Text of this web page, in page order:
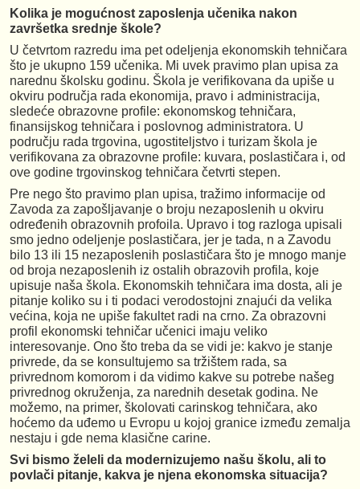
Kolika je mogućnost zaposlenja učenika nakon
završetka srednje škole?
U četvrtom razredu ima pet odeljenja ekonomskih tehničara
što je ukupno 159 učenika. Mi uvek pravimo plan upisa za
narednu školsku godinu. Škola je verifikovana da upiše u
okviru područja rada ekonomija, pravo i administracija,
sledeće obrazovne profile: ekonomskog tehničara,
finansijskog tehničara i poslovnog administratora. U
području rada trgovina, ugostiteljstvo i turizam škola je
verifikovana za obrazovne profile: kuvara, poslastičara i, od
ove godine trgovinskog tehničara četvrti stepen.
Pre nego što pravimo plan upisa, tražimo informacije od
Zavoda za zapošljavanje o broju nezaposlenih u okviru
određenih obrazovnih profoila. Upravo i tog razloga upisali
smo jedno odeljenje poslastičara, jer je tada, n a Zavodu
bilo 13 ili 15 nezaposlenih poslastičara što je mnogo manje
od broja nezaposlenih iz ostalih obrazovih profila, koje
upisuje naša škola. Ekonomskih tehničara ima dosta, ali je
pitanje koliko su i ti podaci verodostojni znajući da velika
većina, koja ne upiše fakultet radi na crno. Za obrazovni
profil ekonomski tehničar učenici imaju veliko
interesovanje. Ono što treba da se vidi je: kakvo je stanje
privrede, da se konsultujemo sa tržištem rada, sa
privrednom komorom i da vidimo kakve su potrebe našeg
privrednog okruženja, za narednih desetak godina. Ne
možemo, na primer, školovati carinskog tehničara, ako
hoćemo da uđemo u Evropu u kojoj granice između zemalja
nestaju i gde nema klasične carine.
Svi bismo želeli da modernizujemo našu školu, ali to
povlači pitanje, kakva je njena ekonomska situacija?